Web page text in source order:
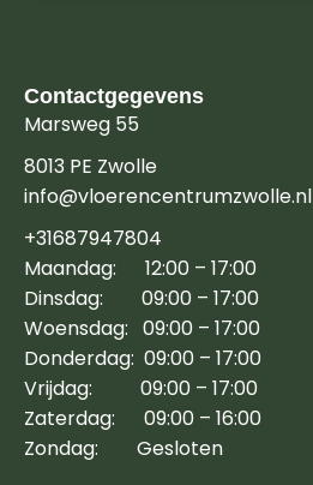
Contactgegevens
Marsweg 55
8013 PE Zwolle
info@vloerencentrumzwolle.nl
+31687947804
Maandag: 12:00 – 17:00
Dinsdag: 09:00 – 17:00
Woensdag: 09:00 – 17:00
Donderdag: 09:00 – 17:00
Vrijdag: 09:00 – 17:00
Zaterdag: 09:00 – 16:00
Zondag: Gesloten